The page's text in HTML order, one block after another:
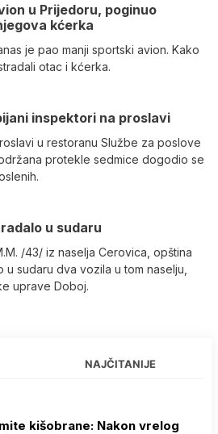
u Prijedoru, poginuo
kćerka
je pao manji sportski avion. Kako
otac i kćerka.
inspektori na proslavi
u restoranu Službe za poslove
protekle sedmice dogodio se
u sudaru
/43/ iz naselja Cerovica, opština
u sudaru dva vozila u tom naselju,
uprave Doboj.
NAJČITANIJE
kišobrane: Nakon vrelog